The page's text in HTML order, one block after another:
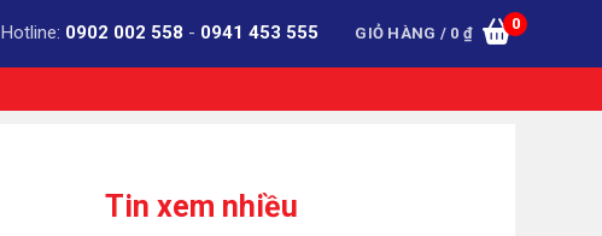
GIỎ HÀNG / 0 ₫
0
Hotline: 0902 002 558 - 0941 453 555
Tin xem nhiều